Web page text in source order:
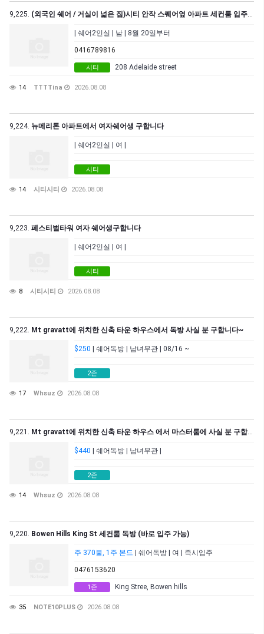
9,225. (외국인 쉐어 / 거실이 넓은 집)시티 안작 스퀘어옆 아파트 세컨룸 입주 가능합니다. (남자 1분)
| 쉐어2인실 | 남 | 8월 20일부터
0416789816
시티 208 Adelaide street
14 TTTTina 2026.08.08
9,224. 뉴메리톤 아파트에서 여자쉐어생 구합니다
| 쉐어2인실 | 여 |
시티
14 시티시티 2026.08.08
9,223. 페스티벌타워 여자 쉐어생구합니다
| 쉐어2인실 | 여 |
시티
8 시티시티 2026.08.08
9,222. Mt gravatt에 위치한 신축 타운 하우스에서 독방 사실 분 구합니다~
$250 | 쉐어독방 | 남녀무관 | 08/16 ~
2존
17 Whsuz 2026.08.08
9,221. Mt gravatt에 위치한 신축 타운 하우스 에서 마스터룸에 사실 분 구합니다.
$440 | 쉐어독방 | 남녀무관 |
2존
14 Whsuz 2026.08.08
9,220. Bowen Hills King St 세컨룸 독방 (바로 입주 가능)
주 370불, 1주 본드 | 쉐어독방 | 여 | 즉시입주
0476153620
1존 King Stree, Bowen hills
35 NOTE10PLUS 2026.08.08